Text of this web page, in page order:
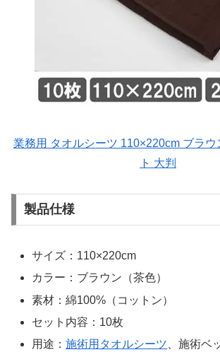
業務用 タオルシーツ 110×220cm ブラウ
ト 大判
製品仕様
サイズ：110×220cm
カラー：ブラウン（茶色）
素材：綿100%（コットン）
セット内容：10枚
用途：施術用タオルシーツ 、施術ベ